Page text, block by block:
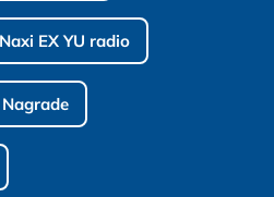
Naxi EX YU radio
Nagrade